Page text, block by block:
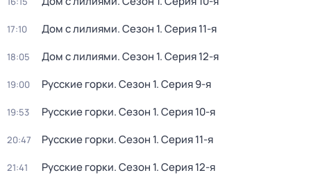
17:10 Дом с лилиями. Сезон 1. Серия 11-я
18:05 Дом с лилиями. Сезон 1. Серия 12-я
19:00 Русские горки. Сезон 1. Серия 9-я
19:53 Русские горки. Сезон 1. Серия 10-я
20:47 Русские горки. Сезон 1. Серия 11-я
21:41 Русские горки. Сезон 1. Серия 12-я